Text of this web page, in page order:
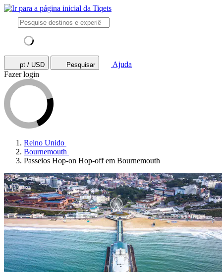
pt / USD Pesquisar
Ajuda
Fazer login
Reino Unido
Bournemouth
Passeios Hop-on Hop-off em Bournemouth